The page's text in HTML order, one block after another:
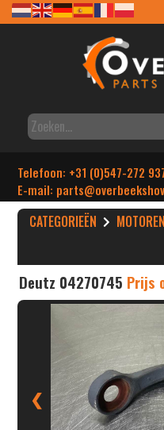
Telefoon: +31 (0)547-272
E-mail: parts
CATEGORIEËN MOTOREN
Deutz 04270745 Prijs
❮